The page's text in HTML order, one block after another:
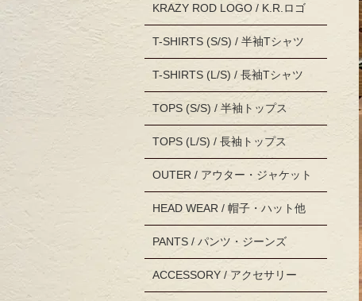
KRAZY ROD LOGO / K.R.ロゴ
T-SHIRTS (S/S) / 半袖Tシャツ
T-SHIRTS (L/S) / 長袖Tシャツ
TOPS (S/S) / 半袖トップス
TOPS (L/S) / 長袖トップス
OUTER / アウター・ジャケット
HEAD WEAR / 帽子・ハット他
PANTS / パンツ・ジーンズ
ACCESSORY / アクセサリー